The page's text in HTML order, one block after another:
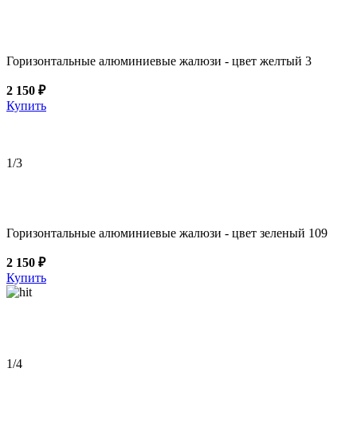
Горизонтальные алюминиевые жалюзи - цвет желтый 3
2 150 ₽
Купить
1/3
Горизонтальные алюминиевые жалюзи - цвет зеленый 109
2 150 ₽
Купить
1/4